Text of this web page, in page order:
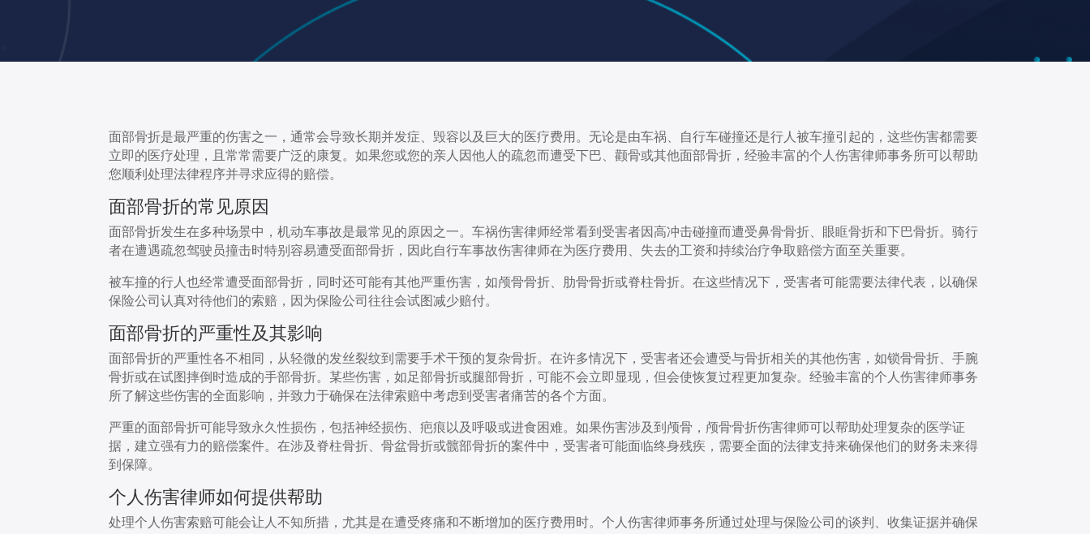
面部骨折是最严重的伤害之一，通常会导致长期并发症、毁容以及巨大的医疗费用。无论是由车祸、自行车碰撞还是行人被车撞引起的，这些伤害都需要
立即的医疗处理，且常常需要广泛的康复。如果您或您的亲人因他人的疏忽而遭受下巴、颧骨或其他面部骨折，经验丰富的个人伤害律师事务所可以帮助
您顺利处理法律程序并寻求应得的赔偿。
面部骨折的常见原因
面部骨折发生在多种场景中，机动车事故是最常见的原因之一。车祸伤害律师经常看到受害者因高冲击碰撞而遭受鼻骨骨折、眼眶骨折和下巴骨折。骑行
者在遭遇疏忽驾驶员撞击时特别容易遭受面部骨折，因此自行车事故伤害律师在为医疗费用、失去的工资和持续治疗争取赔偿方面至关重要。
被车撞的行人也经常遭受面部骨折，同时还可能有其他严重伤害，如颅骨骨折、肋骨骨折或脊柱骨折。在这些情况下，受害者可能需要法律代表，以确保
保险公司认真对待他们的索赔，因为保险公司往往会试图减少赔付。
面部骨折的严重性及其影响
面部骨折的严重性各不相同，从轻微的发丝裂纹到需要手术干预的复杂骨折。在许多情况下，受害者还会遭受与骨折相关的其他伤害，如锁骨骨折、手腕
骨折或在试图摔倒时造成的手部骨折。某些伤害，如足部骨折或腿部骨折，可能不会立即显现，但会使恢复过程更加复杂。经验丰富的个人伤害律师事务
所了解这些伤害的全面影响，并致力于确保在法律索赔中考虑到受害者痛苦的各个方面。
严重的面部骨折可能导致永久性损伤，包括神经损伤、疤痕以及呼吸或进食困难。如果伤害涉及到颅骨，颅骨骨折伤害律师可以帮助处理复杂的医学证
据，建立强有力的赔偿案件。在涉及脊柱骨折、骨盆骨折或髋部骨折的案件中，受害者可能面临终身残疾，需要全面的法律支持来确保他们的财务未来得
到保障。
个人伤害律师如何提供帮助
处理个人伤害索赔可能会让人不知所措，尤其是在遭受疼痛和不断增加的医疗费用时。个人伤害律师事务所通过处理与保险公司的谈判、收集证据并确保